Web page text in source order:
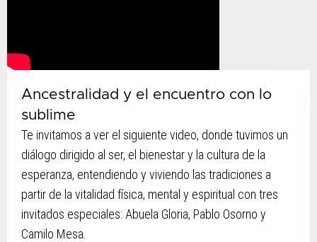
Ancestralidad y el encuentro con lo
sublime
Te invitamos a ver el siguiente video, donde tuvimos un
diálogo dirigido al ser, el bienestar y la cultura de la
esperanza, entendiendo y viviendo las tradiciones a
partir de la vitalidad física, mental y espiritual con tres
invitados especiales: Abuela Gloria, Pablo Osorno y
Camilo Mesa.